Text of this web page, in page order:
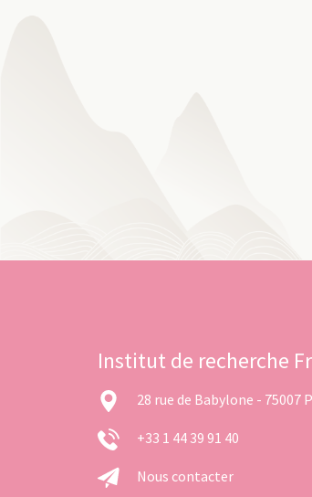
Institut de recherche
28 rue de Babylone - 75007
+33 1 44 39 91 40
Nous contacter